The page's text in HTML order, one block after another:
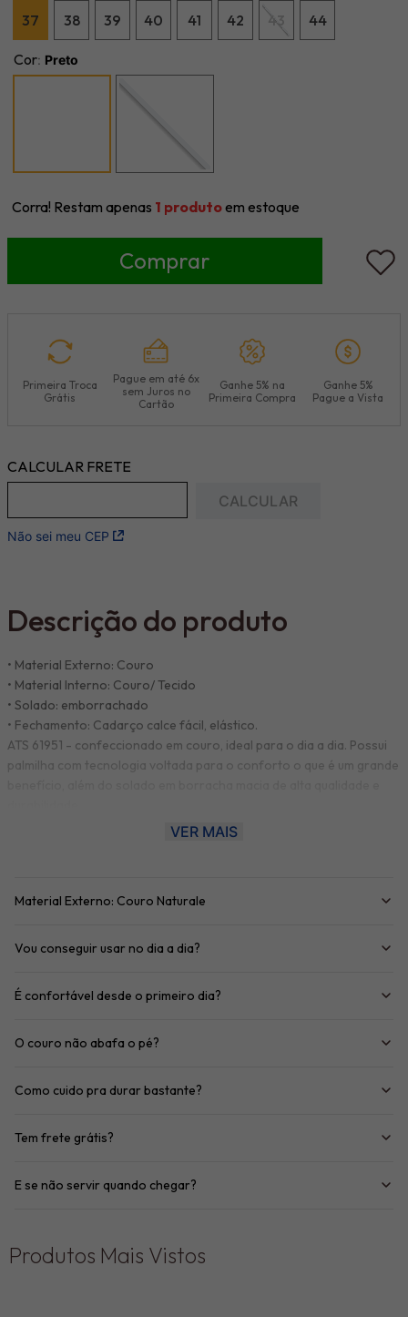
Cor: Preto
37 38 39 40 41 42 43 44
Corra! Restam apenas 1 produtoem estoque
Primeira Troca
Grátis
Pague em até 6x
sem Juros no
Cartão
Ganhe 5% na
Primeira Compra
Ganhe 5%
Pague a Vista
Não sei meu CEP
Descrição do produto
• Material Externo: Couro
• Material Interno: Couro/ Tecido
• Solado: emborrachado
• Fechamento: Cadarço calce fácil, elástico.
ATS 61951 - confeccionado em couro, ideal para o dia a dia. Possui
palmilha com tecnologia voltada para o conforto o que é um grande
ventilação.
VER MAIS
Material Externo: Couro Naturale
Vou conseguir usar no dia a dia?
É confortável desde o primeiro dia?
O couro não abafa o pé?
Como cuido pra durar bastante?
Tem frete grátis?
E se não servir quando chegar?
Produtos Mais Vistos